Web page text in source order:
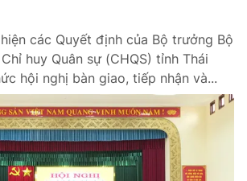
Shorts video
VTV Thể thao
Bất động sản
các Quyết định của Bộ trưởng Bộ
huy Quân sự (CHQS) tỉnh Thái
hội nghị bàn giao, tiếp nhận và...